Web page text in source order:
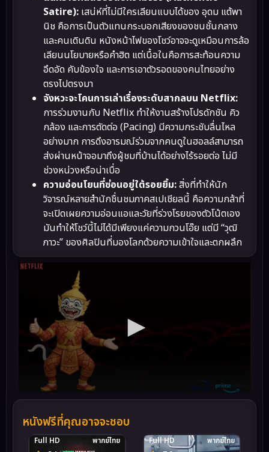
Satire): เสน่ห์ที่ไม่มีใครเลียนแบบได้ของ อุดม แต้พา
นิช คือการเป็นตัวแทนกระบอกเสียงของชนชั้นกลาง
และคนเดินดิน หนังหน้าไฟของโชว์อาจจะดูเหมือนการล้อ
เลียนนโยบายหรือคำฮิต แต่เนื้อในคือการสะท้อนความ
อึดอัด คับข้องใจ และการเอาตัวรอดของคนไทยอย่าง
ตรงไปตรงมา
จังหวะจะโคนการเล่าเรื่องระดับสากลบน Netflix:
การร่วมงานกับ Netflix ทำให้งานสร้างโปรดักชัน คิว
กล้อง และการตัดต่อ (Pacing) มีความกระชับลื่นไหล
อย่างมาก การดึงอารมณ์ร่วมจากคนดูในฮอลล์สามารถ
ส่งผ่านหน้าจอมาถึงผู้ชมที่บ้านได้อย่างไร้รอยต่อ ไม่มี
ช่วงหน่วงหรือน่าเบื่อ
ความอ่อนโยนที่ซ่อนอยู่ใต้รอยยิ้ม:สิ่งที่ทำให้นัก
วิจารณ์หลายสำนักชื่นชมภาคสเปเชียลนี้ คือความกล้าที่
จะเปิดเผยความอ่อนแอและวัยที่ร่วงโรยของตัวโน้ตเอง
มันทำให้โชว์นี้ไม่ได้มีเพียงแค่ความกวนโอ๊ย แต่มี “วุฒิ
ภาวะ” ของศิลปินที่มองโลกด้วยความเข้าใจและตกผลึก
หนังฟรีที่คุณอาจจะชอบ
Full HD
พากย์ไทย
Full HD พากย์ไทย